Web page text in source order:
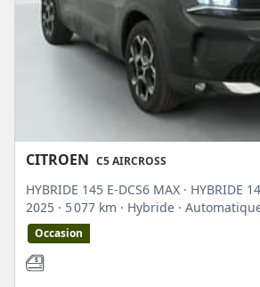
CITROEN C5 AIRCROSS
HYBRIDE 145 E-DCS6 MAX · HYBRIDE
2025 · 5 077 km · Hybride ·
Occasion